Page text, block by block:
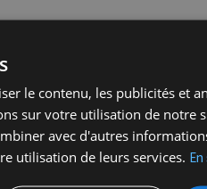
le contenu, les publicités et
sur votre utilisation de notre
avec d'autres
utilisation de leurs services.